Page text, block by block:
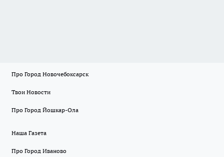
Про Город Новочебоксарск
Твои Новости
Про Город Йошкар-Ола
Наша Газета
Про Город Иваново